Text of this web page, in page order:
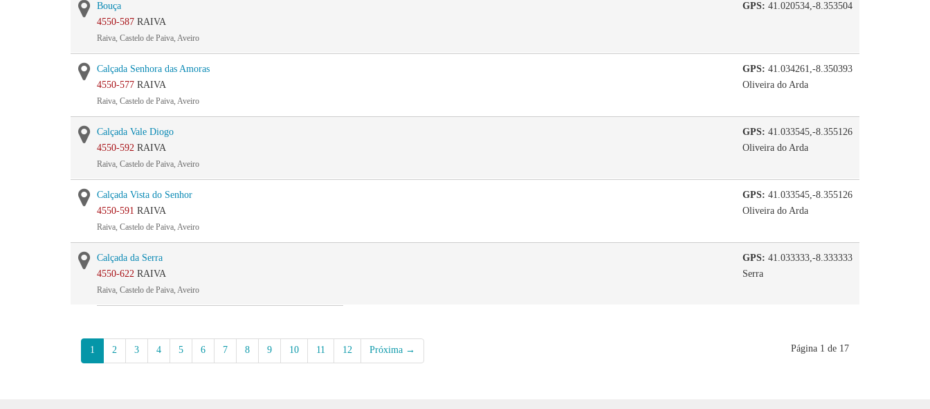
GPS: 41.020534,-8.353504
Bouça
4550-587 RAIVA
Raiva, Castelo de Paiva, Aveiro
GPS: 41.034261,-8.350393
Oliveira do Arda
Calçada Senhora das Amoras
4550-577 RAIVA
Raiva, Castelo de Paiva, Aveiro
GPS: 41.033545,-8.355126
Oliveira do Arda
Calçada Vale Diogo
4550-592 RAIVA
Raiva, Castelo de Paiva, Aveiro
GPS: 41.033545,-8.355126
Oliveira do Arda
Calçada Vista do Senhor
4550-591 RAIVA
Raiva, Castelo de Paiva, Aveiro
GPS: 41.033333,-8.333333
Serra
Calçada da Serra
4550-622 RAIVA
Raiva, Castelo de Paiva, Aveiro
1 2 3 4 5 6 7 8 9 10 11 12 Próxima → Página 1 de 17